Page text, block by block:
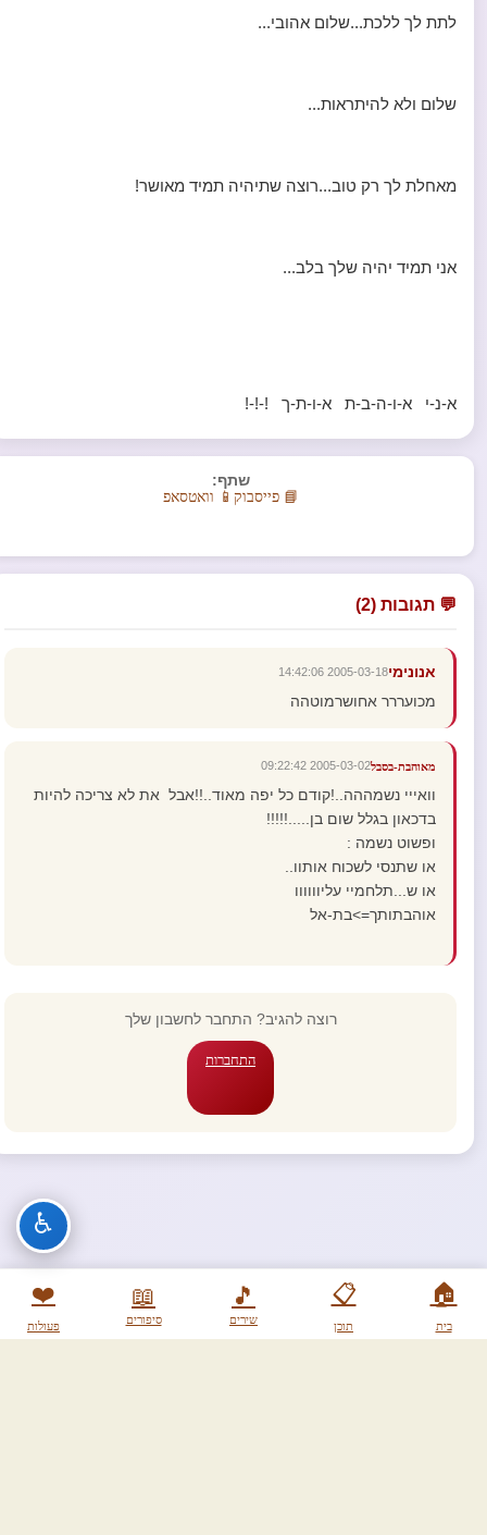
🏠
בית
📋
תוכן
🎵
שירים
📖
סיפורים
❤️
פעולות
לתת לך ללכת...שלום אהובי...
שלום ולא להיתראות...
מאחלת לך רק טוב...רוצה שתיהיה תמיד מאושר!
אני תמיד יהיה שלך בלב...
א-נ-י א-ו-ה-ב-ת א-ו-ת-ך !-!-!
שתף:
📘 פייסבוק 📱 וואטסאפ
💬 תגובות (2)
אנונימי2005-03-18 14:42:06
מכועררר אחושרמוטהה
מאוהבת-בסבל2005-03-02 09:22:42
וואייי נשמההה..!קודם כל יפה מאוד..!!אבל את לא צריכה להיות
בדכאון בגלל שום בן.....!!!!!
ופשוט נשמה :
או שתנסי לשכוח אותוו..
או ש...תלחמיי עליוווווו
אוהבתותך=>בת-אל
רוצה להגיב? התחבר לחשבון שלך
התחברות
♿